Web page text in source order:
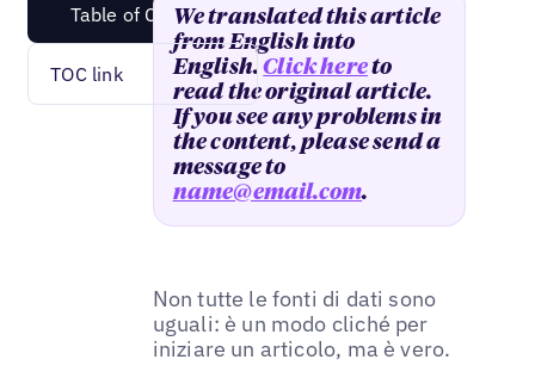
Table of Content
TOC link
We translated this article
from English into
English.Click hereto
read the original article.
If you see any problems in
the content, please send a
message to
name@email.com.
Non tutte le fonti di dati sono
uguali: è un modo cliché per
iniziare un articolo, ma è vero.